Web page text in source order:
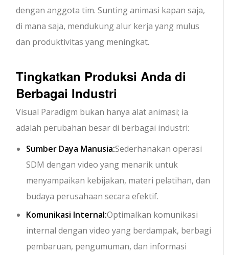
dengan anggota tim. Sunting animasi kapan saja,
di mana saja, mendukung alur kerja yang mulus
dan produktivitas yang meningkat.
Tingkatkan Produksi Anda di
Berbagai Industri
Visual Paradigm bukan hanya alat animasi; ia
adalah perubahan besar di berbagai industri:
Sumber Daya Manusia:Sederhanakan operasi
SDM dengan video yang menarik untuk
menyampaikan kebijakan, materi pelatihan, dan
budaya perusahaan secara efektif.
Komunikasi Internal:Optimalkan komunikasi
internal dengan video yang berdampak, berbagi
pembaruan, pengumuman, dan informasi